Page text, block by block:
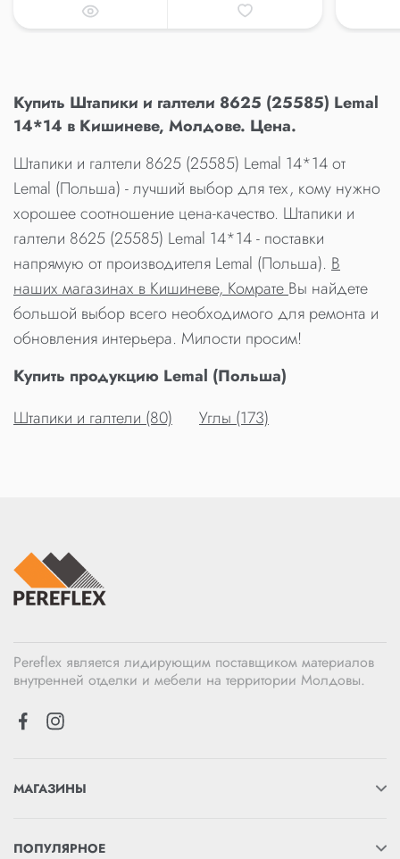
Купить Штапики и галтели 8625 (25585) Lemal
14*14 в Кишиневе, Молдове. Цена.
Штапики и галтели 8625 (25585) Lemal 14*14 от
Lemal (Польша) - лучший выбор для тех, кому нужно
хорошее соотношение цена-качество. Штапики и
галтели 8625 (25585) Lemal 14*14 - поставки
напрямую от производителя Lemal (Польша). В
наших магазинах в Кишиневе, КомратеВы найдете
большой выбор всего необходимого для ремонта и
обновления интерьера. Милости просим!
Купить продукцию Lemal (Польша)
Штапики и галтели (80)
Углы (173)
Pereflex является лидирующим поставщиком материалов
внутренней отделки и мебели на территории Молдовы.
МАГАЗИНЫ
ПОПУЛЯРНОЕ